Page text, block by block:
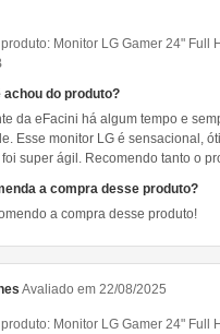
Monitor LG Gamer 24" Full
achou do produto?
da eFacini há algum tempo e
Esse monitor LG é sensacional,
super ágil. Recomendo tanto o
a compra desse produto?
a compra desse produto!
Avaliado em 22/08/2025
Monitor LG Gamer 24" Full